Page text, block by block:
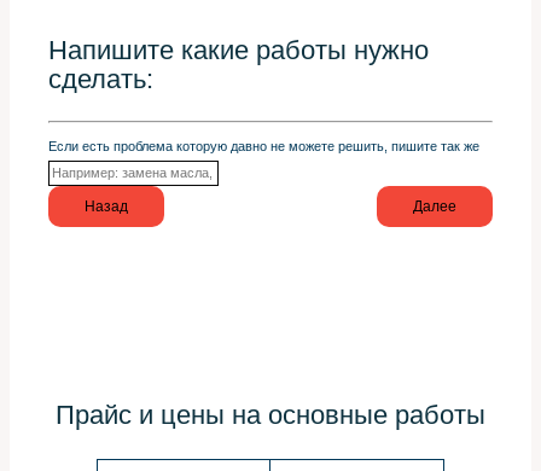
Напишите какие работы нужно
сделать:
Если есть проблема которую давно не можете решить, пишите так же
Назад Далее
Прайс и цены на основные работы